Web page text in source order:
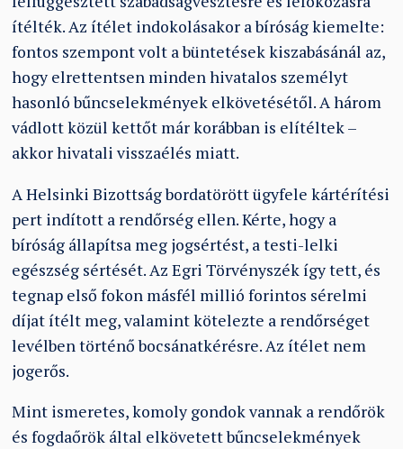
ítélték. Az ítélet indokolásakor a bíróság kiemelte:
fontos szempont volt a büntetések kiszabásánál az,
hogy elrettentsen minden hivatalos személyt
hasonló bűncselekmények elkövetésétől. A három
vádlott közül kettőt már korábban is elítéltek –
akkor hivatali visszaélés miatt.
A Helsinki Bizottság bordatörött ügyfele kártérítési
pert indított a rendőrség ellen. Kérte, hogy a
bíróság állapítsa meg jogsértést, a testi-lelki
egészség sértését. Az Egri Törvényszék így tett, és
tegnap első fokon másfél millió forintos sérelmi
díjat ítélt meg, valamint kötelezte a rendőrséget
levélben történő bocsánatkérésre. Az ítélet nem
jogerős.
Mint ismeretes, komoly gondok vannak a rendőrök
és fogdaőrök által elkövetett bűncselekmények